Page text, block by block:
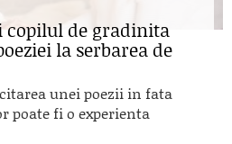
copilul de gradinita
la serbarea de
unei poezii in fata
poate fi o experienta